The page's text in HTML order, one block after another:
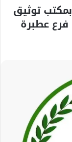
توثيق
فرع عطبرة